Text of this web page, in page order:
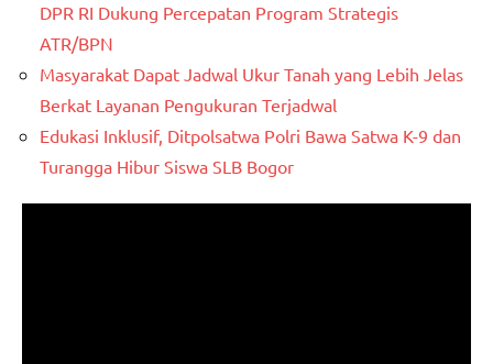
DPR RI Dukung Percepatan Program Strategis
ATR/BPN
Masyarakat Dapat Jadwal Ukur Tanah yang Lebih Jelas
Berkat Layanan Pengukuran Terjadwal
Edukasi Inklusif, Ditpolsatwa Polri Bawa Satwa K-9 dan
Turangga Hibur Siswa SLB Bogor